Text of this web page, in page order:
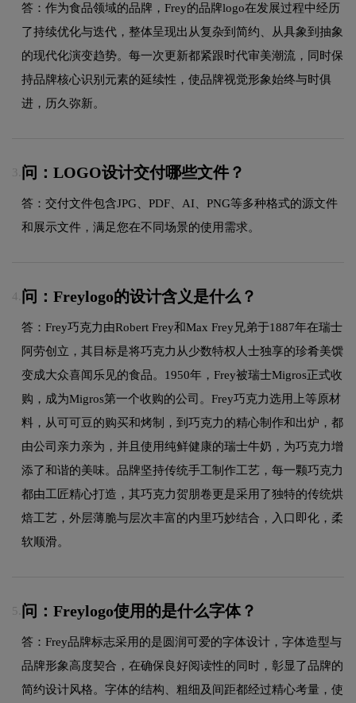
答：作为食品领域的品牌，Frey的品牌logo在发展过程中经历
了持续优化与迭代，整体呈现出从复杂到简约、从具象到抽象
的现代化演变趋势。每一次更新都紧跟时代审美潮流，同时保
持品牌核心识别元素的延续性，使品牌视觉形象始终与时俱
进，历久弥新。
3. 问：LOGO设计交付哪些文件？
答：交付文件包含JPG、PDF、AI、PNG等多种格式的源文件
和展示文件，满足您在不同场景的使用需求。
4. 问：Freylogo的设计含义是什么？
答：Frey巧克力由Robert Frey和Max Frey兄弟于1887年在瑞士
阿劳创立，其目标是将巧克力从少数特权人士独享的珍肴美馔
变成大众喜闻乐见的食品。1950年，Frey被瑞士Migros正式收
购，成为Migros第一个收购的公司。Frey巧克力选用上等原材
料，从可可豆的购买和烤制，到巧克力的精心制作和出炉，都
由公司亲力亲为，并且使用纯鲜健康的瑞士牛奶，为巧克力增
添了和谐的美味。品牌坚持传统手工制作工艺，每一颗巧克力
都由工匠精心打造，其巧克力贺朋卷更是采用了独特的传统烘
焙工艺，外层薄脆与层次丰富的内里巧妙结合，入口即化，柔
软顺滑。
5. 问：Freylogo使用的是什么字体？
答：Frey品牌标志采用的是圆润可爱的字体设计，字体造型与
品牌形象高度契合，在确保良好阅读性的同时，彰显了品牌的
简约设计风格。字体的结构、粗细及间距都经过精心考量，使